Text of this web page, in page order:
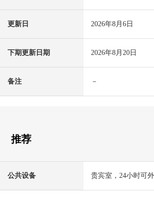
更新日 2026年8月6日
下期更新日期 2026年8月20日
备注 －
推荐
公共设备 贵宾室，24小时可